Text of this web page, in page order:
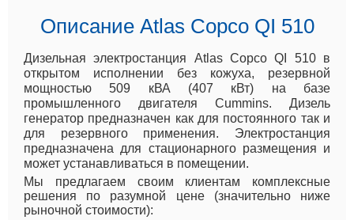
Описание Atlas Copco QI 510
Дизельная электростанция Atlas Copco QI 510 в
открытом исполнении без кожуха, резервной
мощностью 509 кВА (407 кВт) на базе
промышленного двигателя Cummins. Дизель
генератор предназначен как для постоянного так и
для резервного применения. Электростанция
предназначена для стационарного размещения и
может устанавливаться в помещении.
Мы предлагаем своим клиентам комплексные
решения по разумной цене (значительно ниже
рыночной стоимости):